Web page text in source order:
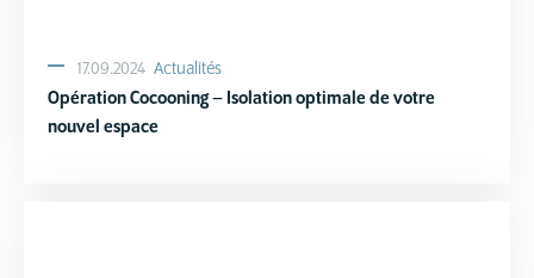
17.09.2024 Actualités
Opération Cocooning – Isolation optimale de votre
nouvel espace